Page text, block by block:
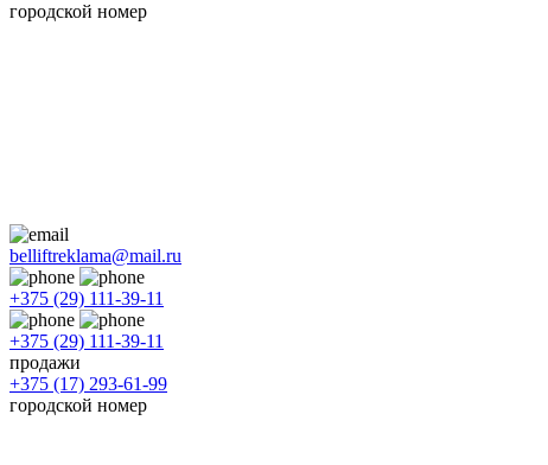
городской номер
belliftreklama@mail.ru
+375 (29) 111-39-11
+375 (29) 111-39-11
продажи
+375 (17) 293-61-99
городской номер